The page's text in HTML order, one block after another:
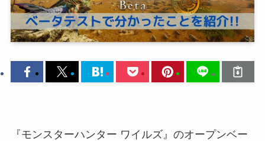
『モンスターハンター ワイルズ』のオープンベー